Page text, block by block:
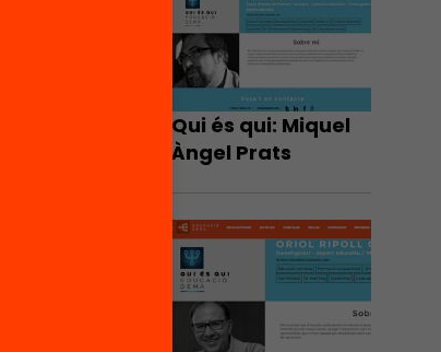
Qui és qui: Miquel
Àngel Prats